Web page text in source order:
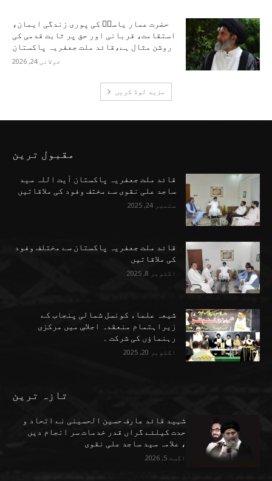
حضرت عمار یاسرؑ کی پوری زندگی ایمان،
استقامت، قربانی اور حق پر ثابت قدمی کی
روشن مثال ہے،قائد ملت جعفریہ پاکستان
جولائی 24, 2026
مزید لوڈ کریں
مقبول ترین
قائد ملت جعفریہ پاکستان آیت اللہ سید
ساجد علی نقوی سے مختف وفود کی ملاقاتیں
ستمبر 24, 2025
قائد ملت جعفریہ پاکستان سے مختلف وفود
کی ملاقاتیں
اکتوبر 8, 2025
شیعہ علماء کونسل شمالی پنجاب کے
زیراہتمام منعقدہ اجلاسِ میں مرکزی
رہنماؤں کی شرکت ۔
اکتوبر 20, 2025
تازہ ترین
شہید قائد عارف حسین الحسینی نے اتحاد و
حدت کیلئے گراں قدر خدمات سر انجام دیں
، علامہ سید ساجد علی نقوی
اگست 5, 2026